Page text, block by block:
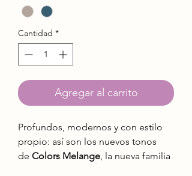
Cantidad *
Agregar al carrito
Profundos, modernos y con estilo
propio: así son los nuevos tonos
de Colors Melange, la nueva familia